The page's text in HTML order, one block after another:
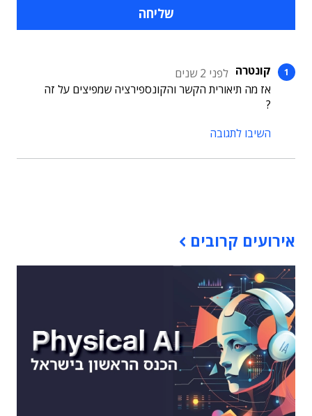
קונטרה לפני 2 שנים
אז מה תיאורית הקשר והקונספירציה שמפיצים על זה
?
השיבו לתגובה
אירועים קרובים